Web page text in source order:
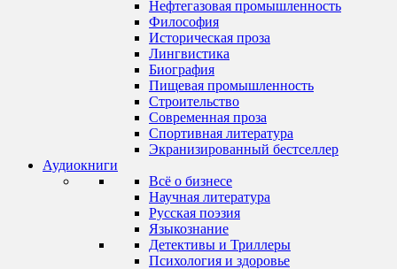
Нефтегазовая промышленность
Философия
Историческая проза
Лингвистика
Биография
Пищевая промышленность
Строительство
Современная проза
Спортивная литература
Экранизированный бестселлер
Аудиокниги
Всё о бизнесе
Научная литература
Русская поэзия
Языкознание
Детективы и Триллеры
Психология и здоровье